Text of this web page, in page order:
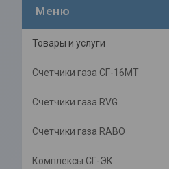
Товары и услуги
Счетчики газа СГ-16МТ
Счетчики газа RVG
Счетчики газа RABO
Комплексы СГ-ЭК